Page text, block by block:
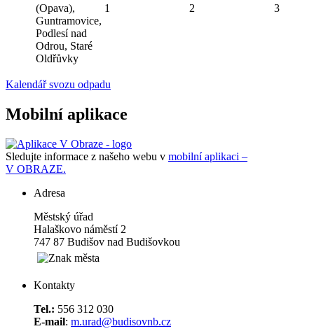
(Opava),
Guntramovice,
Podlesí nad
Odrou, Staré
Oldřůvky
1 2 3
Kalendář svozu odpadu
Mobilní aplikace
Sledujte informace z našeho webu v mobilní aplikaci –
V OBRAZE.
Adresa
Městský úřad
Halaškovo náměstí 2
747 87 Budišov nad Budišovkou
Kontakty
Tel.: 556 312 030
E-mail: m.urad@budisovnb.cz